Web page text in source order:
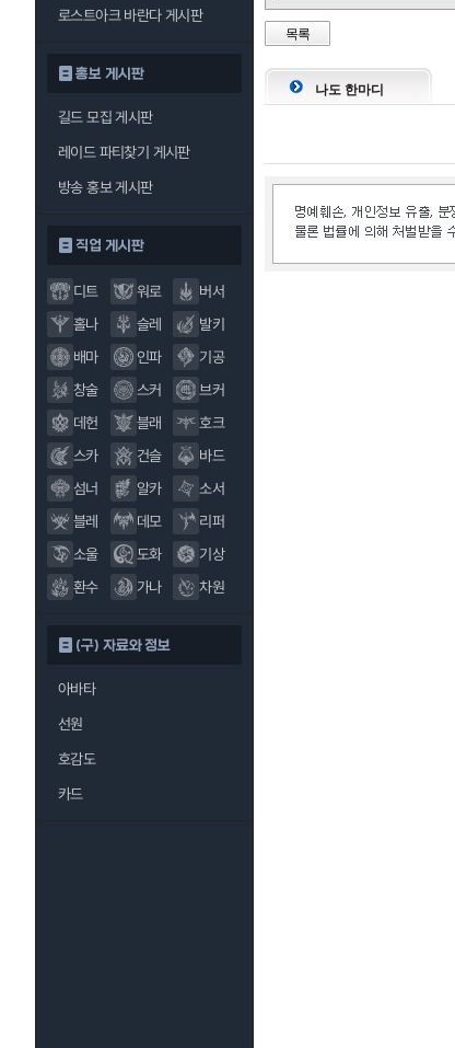
로스트아크 바란다 게시판
홍보 게시판
길드 모집 게시판
레이드 파티찾기 게시판
방송 홍보 게시판
직업 게시판
디트 워로
버서
홀나
슬레
발키
배마
인파
기공
창술
스커
브커
데헌
블래
호크
스카
건슬
바드
섬너
알카
소서
블레
데모
리퍼
소울
도화
기상
환수
가나 차원
(구) 자료와 정보
아바타
선원
호감도
카드
목록
나도 한마디